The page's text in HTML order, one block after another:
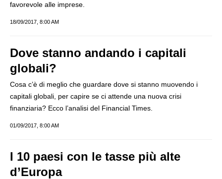
favorevole alle imprese.
18/09/2017, 8:00 AM
Dove stanno andando i capitali
globali?
Cosa c’è di meglio che guardare dove si stanno muovendo i
capitali globali, per capire se ci attende una nuova crisi
finanziaria? Ecco l’analisi del Financial Times.
01/09/2017, 8:00 AM
I 10 paesi con le tasse più alte
d’Europa